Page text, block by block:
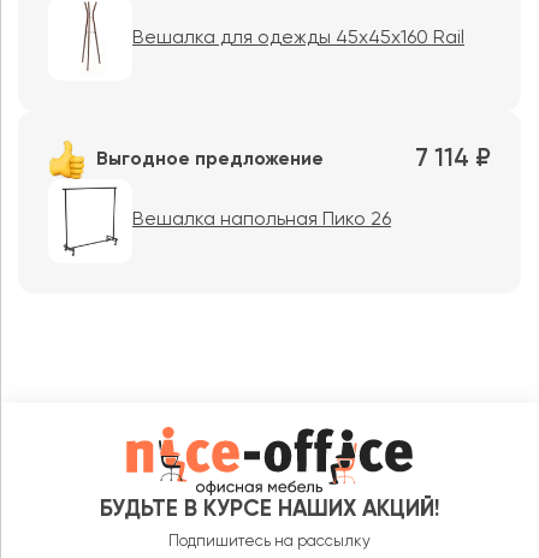
Вешалка для одежды 45x45x160 Rail
Выгодное предложение 7 114 ₽
Вешалка напольная Пико 26
БУДЬТЕ В КУРСЕ НАШИХ АКЦИЙ!
Подпишитесь на рассылку